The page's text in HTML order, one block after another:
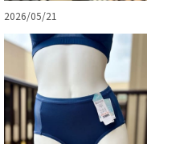
2026/05/21